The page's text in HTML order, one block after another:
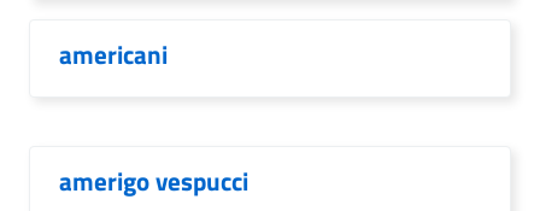
americani
amerigo vespucci